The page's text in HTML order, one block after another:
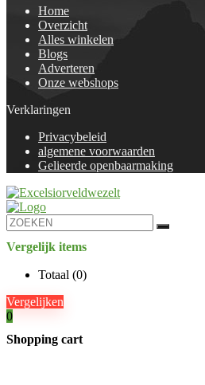
Home
Overzicht
Alles winkelen
Blogs
Adverteren
Onze webshops
Verklaringen
Privacybeleid
algemene voorwaarden
Gelieerde openbaarmaking
Vergelijk items
Totaal (0)
Vergelijken
0
Shopping cart